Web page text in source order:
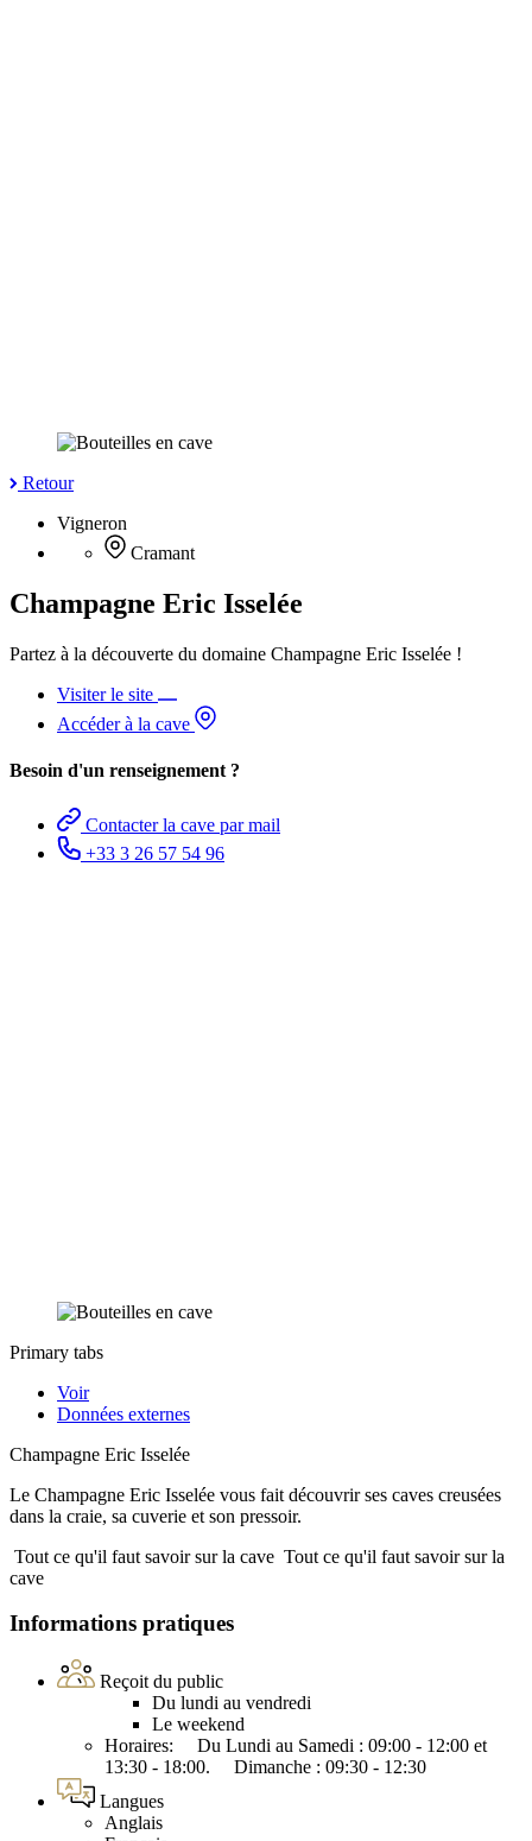
Retour
Vigneron
Cramant
Champagne Eric Isselée
Partez à la découverte du domaine Champagne Eric Isselée !
Visiter le site
Accéder à la cave
Besoin d'un renseignement ?
Contacter la cave par mail
+33 3 26 57 54 96
Primary tabs
Voir
Données externes
Champagne Eric Isselée
Le Champagne Eric Isselée vous fait découvrir ses caves creusées
dans la craie, sa cuverie et son pressoir.
Tout ce qu'il faut savoir sur la cave Tout ce qu'il faut savoir sur la
cave
Informations pratiques
Reçoit du public
Du lundi au vendredi
Le weekend
Horaires: Du Lundi au Samedi : 09:00 - 12:00 et
13:30 - 18:00. Dimanche : 09:30 - 12:30
Langues
Anglais